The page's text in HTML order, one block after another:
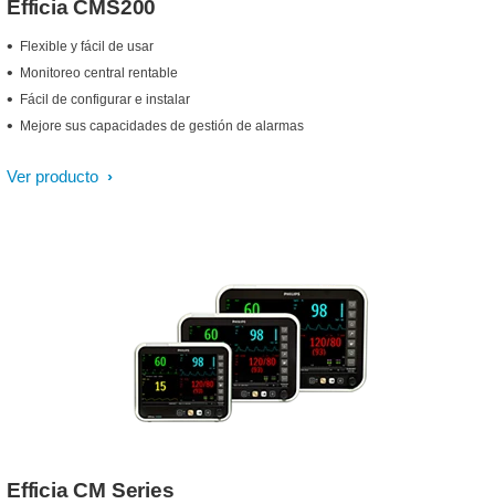
Efficia CMS200
Flexible y fácil de usar
Monitoreo central rentable
Fácil de configurar e instalar
Mejore sus capacidades de gestión de alarmas
Ver producto
Efficia CM Series